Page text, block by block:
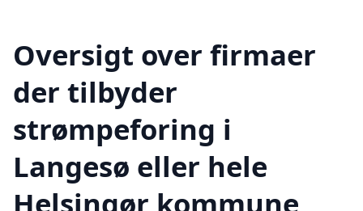
Oversigt over firmaer
der tilbyder
strømpeforing i
Langesø eller hele
Helsingør kommune